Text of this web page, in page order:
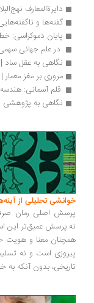
دایرةالمعارف نهج‌البلاغه
گفته‌ها و ناگفته‌هایی
پایان دموکراسی: خطر
در علم جهانی سهمی
نگاهی به عقل ساد | پدرام
مروری بر مغز معمار | سارا
قلم آسمانی: هندسه
نگاهی به پژوهشی
تحلیلی از آینه‌های
اصلی رمان صرفاً این
عمیق‌تر این است:
معنا و هویت خود را
است و نه تسلیم. او
بدون آنکه به خیانت،